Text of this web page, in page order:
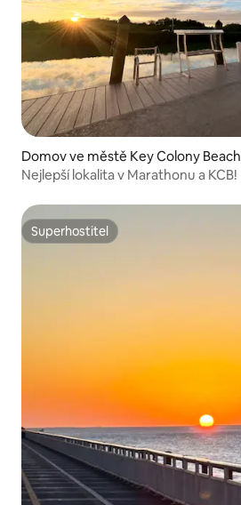
Domov ve městě Key Colony Beach
Nejlepší lokalita v Marathonu a KCB!
Superhostitel
Superhostitel